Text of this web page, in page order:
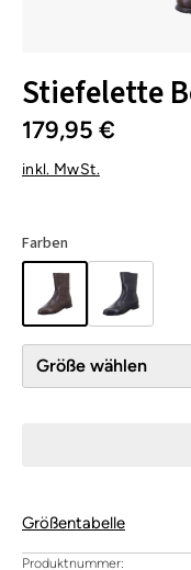
Stiefelette
179,95 €
inkl. MwSt.
Farben
Größe wählen
Größentabelle
Produktnummer: